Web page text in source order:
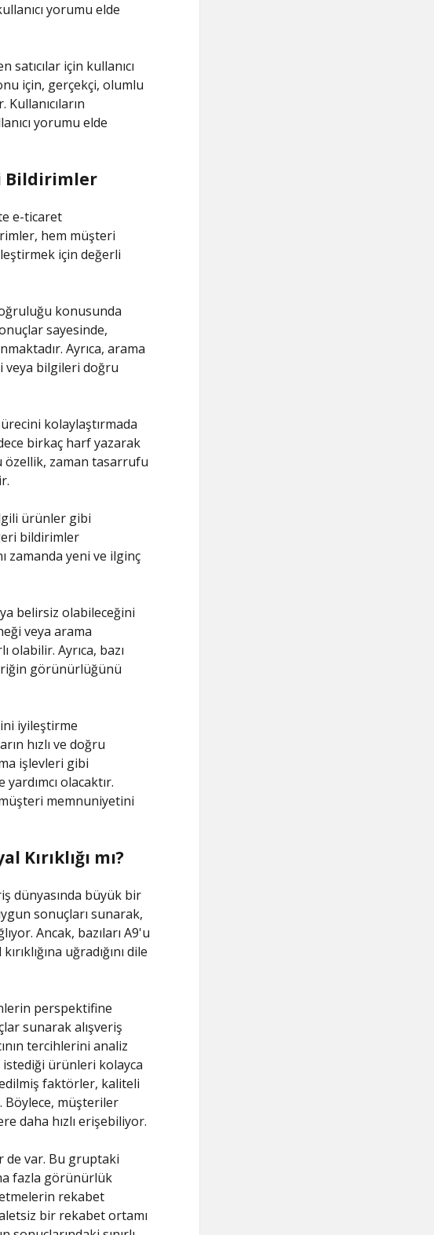
yorumu elde
için kullanıcı
için, gerçekçi, olumlu
yorumu elde
Bildirimler
e-ticaret
hem müşteri
için değerli
konusunda
sayesinde,
Ayrıca, arama
veya bilgileri doğru
kolaylaştırmada
birkaç harf yazarak
özellik, zaman tasarrufu
ürünler gibi
bildirimler
zamanda yeni ve ilginç
belirsiz olabileceğini
veya arama
olabilir. Ayrıca, bazı
görünürlüğünü
iyileştirme
hızlı ve doğru
işlevleri gibi
olacaktır.
memnuniyetini
Kırıklığı mı?
dünyasında büyük bir
sonuçları sunarak,
Ancak, bazıları A9'u
uğradığını dile
perspektifine
sunarak alışveriş
tercihlerini analiz
ürünleri kolayca
edilmiş faktörler, kaliteli
Böylece, müşteriler
daha hızlı erişebiliyor.
de var. Bu gruptaki
fazla görünürlük
rekabet
bir rekabet ortamı